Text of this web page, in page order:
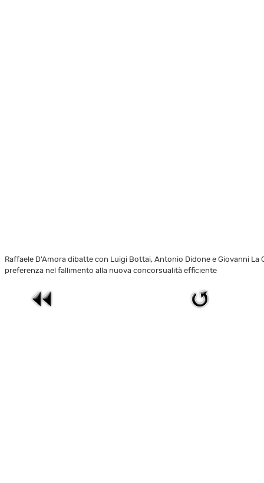
Raffaele D'Amora dibatte con Luigi Bottai, Antonio Didone e Giovanni La
preferenza nel fallimento alla nuova concorsualità efficiente